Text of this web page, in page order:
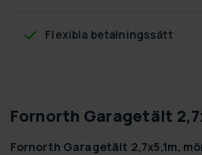
Flexibla betalningssätt
Fornorth Garagetält
Fornorth Garagetält 2,7x5,1m,